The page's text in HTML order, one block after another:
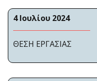
4 Ιουλίου 2024
ΘΕΣΗ ΕΡΓΑΣΙΑΣ